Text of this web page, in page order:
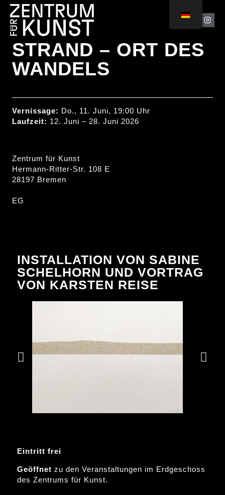
STRAND – ORT DES
WANDELS
Vernissage: Do., 11. Juni, 19:00 Uhr
Laufzeit: 12. Juni – 28. Juni 2026
Zentrum für Kunst
Hermann-Ritter-Str. 108 E
28197 Bremen
EG
INSTALLATION VON SABINE
SCHELHORN UND VORTRAG
VON KARSTEN REISE
Eintritt frei
Geöffnet zu den Veranstaltungen im Erdgeschoss
des Zentrums für Kunst.